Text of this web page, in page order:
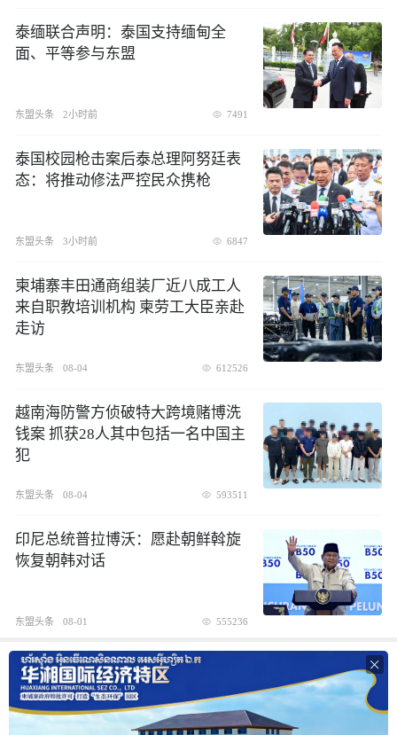
泰缅联合声明：泰国支持缅甸全
面、平等参与东盟
东盟头条 2小时前 7491
泰国校园枪击案后泰总理阿努廷表
态：将推动修法严控民众携枪
东盟头条 3小时前 6847
柬埔寨丰田通商组装厂近八成工人
来自职教培训机构 柬劳工大臣亲赴
走访
东盟头条 08-04 612526
越南海防警方侦破特大跨境赌博洗
钱案 抓获28人其中包括一名中国主
犯
东盟头条 08-04 593511
印尼总统普拉博沃：愿赴朝鲜斡旋
恢复朝韩对话
东盟头条 08-01 555236
